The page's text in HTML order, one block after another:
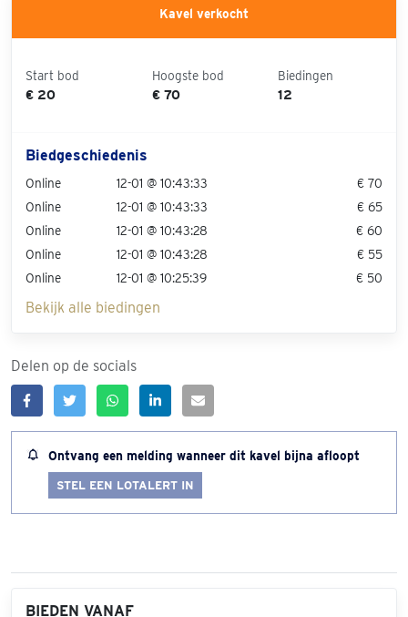
Kavel verkocht
Start bod
€ 20
Hoogste bod
€ 70
Biedingen
12
Biedgeschiedenis
Online 12-01 @ 10:43:33
€ 70
Online
12-01 @ 10:43:33
€ 65
Online
12-01 @ 10:43:28
€ 60
Online
12-01 @ 10:43:28
€ 55
Online
12-01 @ 10:25:39 € 50
Bekijk alle biedingen
Delen op de socials
Ontvang een melding wanneer dit kavel bijna afloopt
STEL EEN LOTALERT IN
BIEDEN VANAF